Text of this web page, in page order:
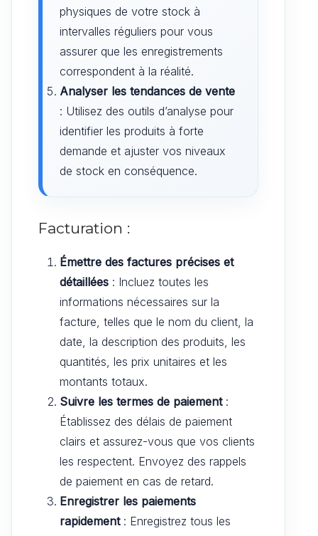
physiques de votre stock à
intervalles réguliers pour vous
assurer que les enregistrements
correspondent à la réalité.
Analyser les tendances de vente
: Utilisez des outils d’analyse pour
identifier les produits à forte
demande et ajuster vos niveaux
de stock en conséquence.
Facturation :
Émettre des factures précises et
détaillées : Incluez toutes les
informations nécessaires sur la
facture, telles que le nom du client, la
date, la description des produits, les
quantités, les prix unitaires et les
montants totaux.
Suivre les termes de paiement:
Établissez des délais de paiement
clairs et assurez-vous que vos clients
les respectent. Envoyez des rappels
de paiement en cas de retard.
Enregistrer les paiements
rapidement: Enregistrez tous les